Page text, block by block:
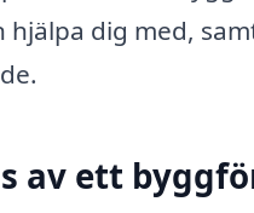
dig med,
av ett